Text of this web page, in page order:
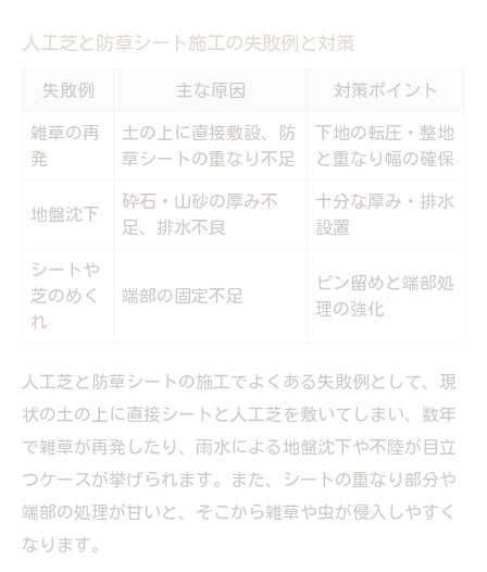
人工芝と防草シート施工の失敗例と対策
失敗例 主な原因 対策ポイント
雑草の再
発
土の上に直接敷設、防
草シートの重なり不足
下地の転圧・整地
と重なり幅の確保
地盤沈下
砕石・山砂の厚み不
足、排水不良
十分な厚み・排水
設置
シートや
芝のめく
れ
端部の固定不足
ピン留めと端部処
理の強化
人工芝と防草シートの施工でよくある失敗例として、現
状の土の上に直接シートと人工芝を敷いてしまい、数年
で雑草が再発したり、雨水による地盤沈下や不陸が目立
つケースが挙げられます。また、シートの重なり部分や
端部の処理が甘いと、そこから雑草や虫が侵入しやすく
なります。